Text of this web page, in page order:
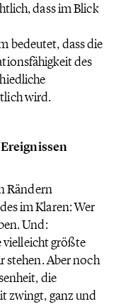
dass im Blick
bedeutet, dass die
des
wird.
Rändern
im Klaren: Wer
Und:
vielleicht größte
stehen. Aber noch
die
zwingt, ganz und